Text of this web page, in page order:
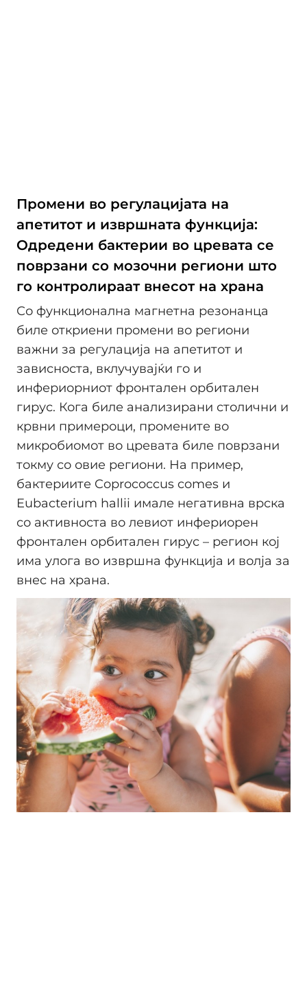
Промени во регулацијата на
апетитот и извршната функција:
Одредени бактерии во цревата се
поврзани со мозочни региони што
го контролираат внесот на храна
Со функционална магнетна резонанца
биле откриени промени во региони
важни за регулација на апетитот и
зависноста, вклучувајќи го и
инфериорниот фронтален орбитален
гирус. Кога биле анализирани столични и
крвни примероци, промените во
микробиомот во цревата биле поврзани
токму со овие региони. На пример,
бактериите Coprococcus comes и
Eubacterium hallii имале негативна врска
со активноста во левиот инфериорен
фронтален орбитален гирус – регион кој
има улога во извршна функција и волја за
внес на храна.